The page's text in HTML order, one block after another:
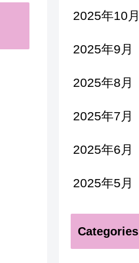
2025年10月
2025年9月
2025年8月
2025年7月
2025年6月
2025年5月
Categories